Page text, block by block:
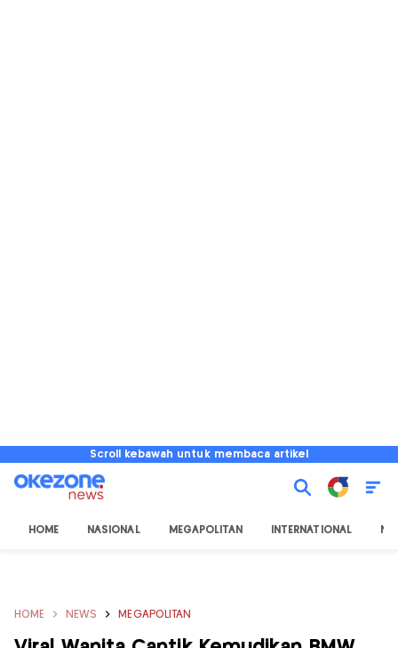
Scroll kebawah untuk membaca artikel
HOME NASIONAL MEGAPOLITAN INTERNATIONAL
HOME NEWS MEGAPOLITAN